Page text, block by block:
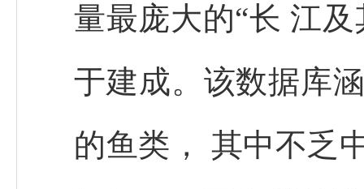
量最庞大的“长 江
于建成。该数据库
的鱼类， 其中不乏